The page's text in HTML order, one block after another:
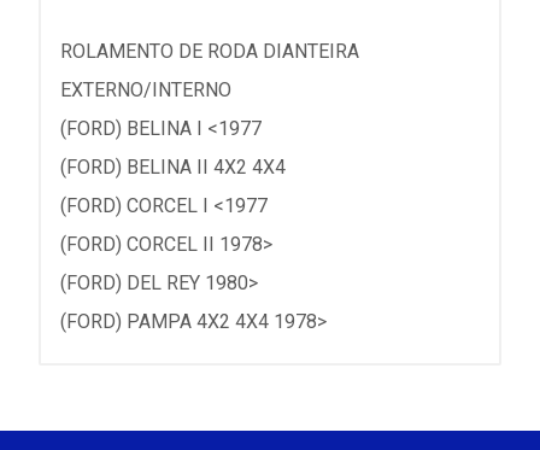
ROLAMENTO DE RODA DIANTEIRA
EXTERNO/INTERNO
(FORD) BELINA I <1977
(FORD) BELINA II 4X2 4X4
(FORD) CORCEL I <1977
(FORD) CORCEL II 1978>
(FORD) DEL REY 1980>
(FORD) PAMPA 4X2 4X4 1978>